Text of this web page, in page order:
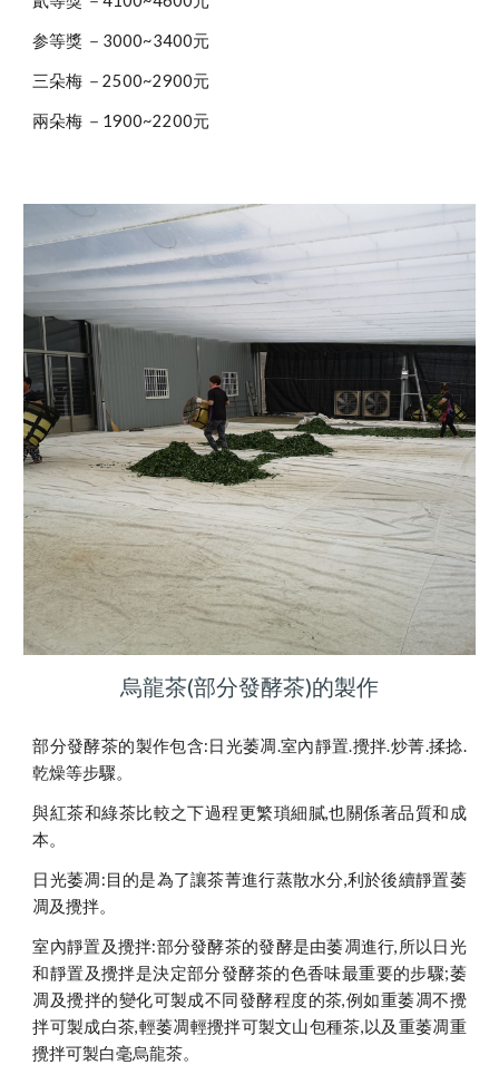
参等獎 －3000~3400元
三朵梅 －2500~2900元
兩朵梅 －1900~2200元
烏龍茶(部分發酵茶)的製作
部分發酵茶的製作包含:日光萎凋.室內靜置.攪拌.炒菁.揉捻.
乾燥等步驟。
與紅茶和綠茶比較之下過程更繁瑣細膩,也關係著品質和成
本。
日光萎凋:目的是為了讓茶菁進行蒸散水分,利於後續靜置萎
凋及攪拌。
室內靜置及攪拌:部分發酵茶的發酵是由萎凋進行,所以日光
和靜置及攪拌是決定部分發酵茶的色香味最重要的步驟;萎
凋及攪拌的變化可製成不同發酵程度的茶,例如重萎凋不攪
拌可製成白茶,輕萎凋輕攪拌可製文山包種茶,以及重萎凋重
攪拌可製白毫烏龍茶。